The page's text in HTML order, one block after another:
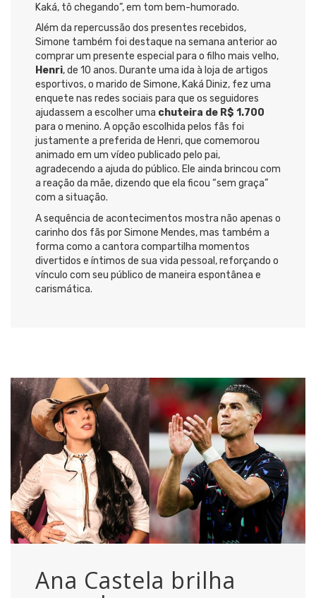
Kaká, tô chegando”, em tom bem-humorado.
Além da repercussão dos presentes recebidos,
Simone também foi destaque na semana anterior ao
comprar um presente especial para o filho mais velho,
Henri, de 10 anos. Durante uma ida à loja de artigos
esportivos, o marido de Simone, Kaká Diniz, fez uma
enquete nas redes sociais para que os seguidores
ajudassem a escolher uma chuteira de R$ 1.700
para o menino. A opção escolhida pelos fãs foi
justamente a preferida de Henri, que comemorou
animado em um vídeo publicado pelo pai,
agradecendo a ajuda do público. Ele ainda brincou com
a reação da mãe, dizendo que ela ficou “sem graça”
com a situação.
A sequência de acontecimentos mostra não apenas o
carinho dos fãs por Simone Mendes, mas também a
forma como a cantora compartilha momentos
divertidos e íntimos de sua vida pessoal, reforçando o
vínculo com seu público de maneira espontânea e
carismática.
Ana Castela brilha